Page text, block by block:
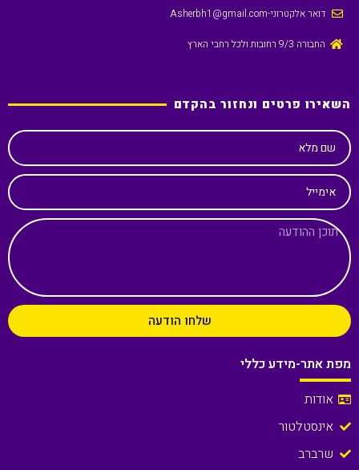
דואר אלקטרוני-Asherbh1@gmail.com
החבורה 9/3 רחובות ולכל רחבי הארץ
השאירו פרטים ונחזור בהקדם
שם מלא
אימייל
שלחו הודעה
מפת אתר-מידע כללי
אודות
אינסטלטור
שרברב